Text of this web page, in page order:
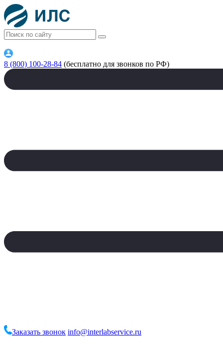
8 (800) 100-28-84 (бесплатно для звонков по РФ)
Заказать звонок info@interlabservice.ru